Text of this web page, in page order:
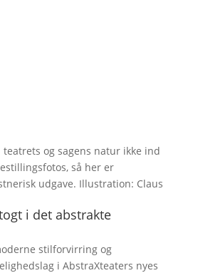
og sagens natur ikke ind
så her er
udgave. Illustration: Claus
i det abstrakte
stilforvirring og
i AbstraXteaters nyes